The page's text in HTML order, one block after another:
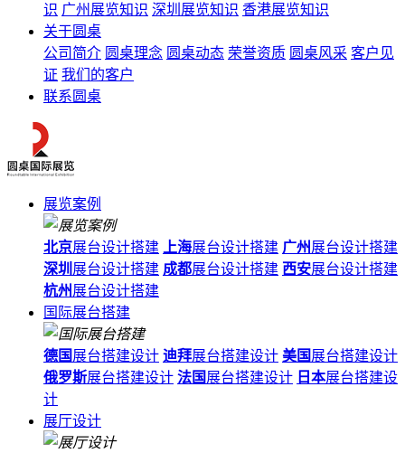
识 广州展览知识 深圳展览知识 香港展览知识
关于圆桌
公司简介 圆桌理念 圆桌动态 荣誉资质 圆桌风采 客户见
证 我们的客户
联系圆桌
展览案例
北京展台设计搭建 上海展台设计搭建 广州展台设计搭建
深圳 展台设计搭建 成都展台设计搭建 西安展台设计搭建
杭州展台设计搭建
国际展台搭建
德国 展台搭建设计 迪拜展台搭建设计 美国 展台搭建设计
俄罗斯展台搭建设计 法国 展台搭建设计 日本展台搭建设
计
展厅设计